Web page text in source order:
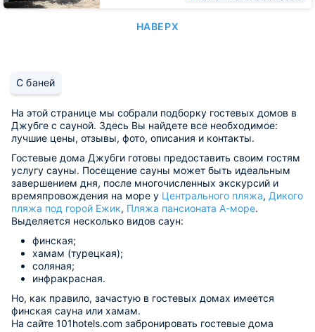
НАВЕРХ
С баней
На этой странице мы собрали подборку гостевых домов в
Джубге с сауной. Здесь Вы найдете все необходимое:
лучшие цены, отзывы, фото, описания и контакты.
Гостевые дома Джубги готовы предоставить своим гостям
услугу сауны. Посещение сауны может быть идеальным
завершением дня, после многочисленных экскурсий и
времяпровождения на море у Центрального пляжа, Дикого
пляжа под горой Ежик, Пляжа пансионата А-море.
Выделяется несколько видов саун:
финская;
хамам (турецкая);
соляная;
инфракрасная.
Но, как правило, зачастую в гостевых домах имеется
финская сауна или хамам.
На сайте 101hotels.com забронировать гостевые дома